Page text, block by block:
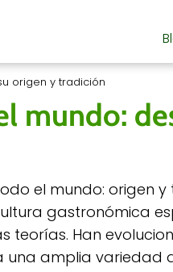
origen y tradición
mundo:
el mundo: origen y
gastronómica
teorías. Han
una amplia variedad